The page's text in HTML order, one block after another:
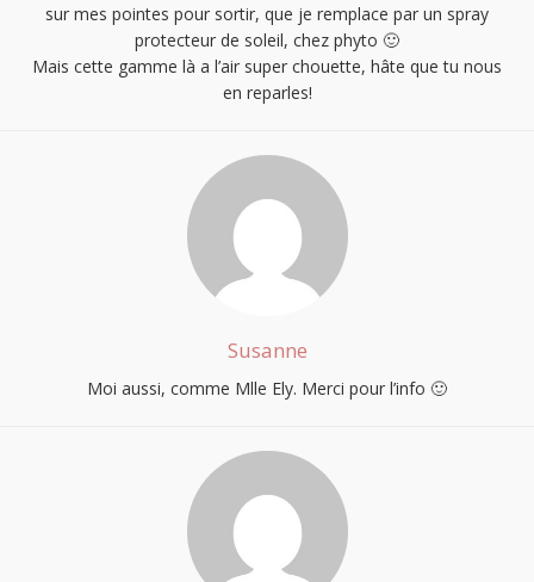
sur mes pointes pour sortir, que je remplace par un spray
protecteur de soleil, chez phyto 🙂
Mais cette gamme là a l’air super chouette, hâte que tu nous
en reparles!
Susanne
Moi aussi, comme Mlle Ely. Merci pour l’info 🙂